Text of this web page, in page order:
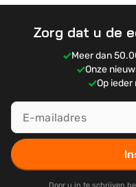
Zorg dat u de
Meer dan
Onze
Op